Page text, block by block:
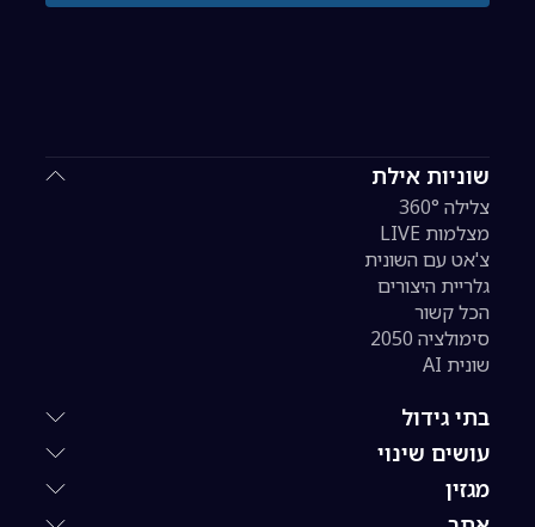
שוניות אילת
צלילה 360°
מצלמות LIVE
צ'אט עם השונית
גלריית היצורים
הכל קשור
סימולציה 2050
שונית AI
בתי גידול
עושים שינוי
מגזין